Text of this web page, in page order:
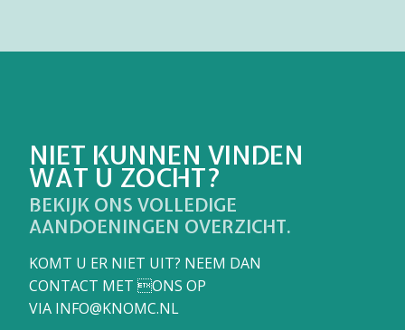
NIET KUNNEN VINDEN
WAT U ZOCHT?
BEKIJK ONS VOLLEDIGE
AANDOENINGEN OVERZICHT.
KOMT U ER NIET UIT? NEEM DAN
CONTACT MET ONS OP
VIA INFO@KNOMC.NL